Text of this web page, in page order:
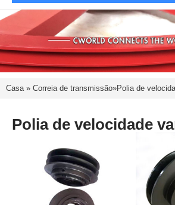
Casa» Correia de transmissão»Polia de
Polia de velocidade